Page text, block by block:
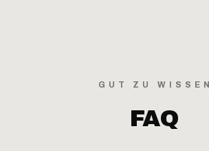
GUT ZU WISSEN
FAQ